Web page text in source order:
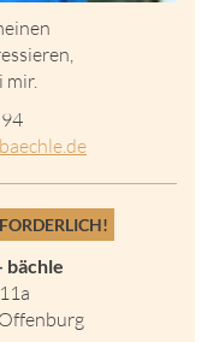
mir.
baechle.de
bächle